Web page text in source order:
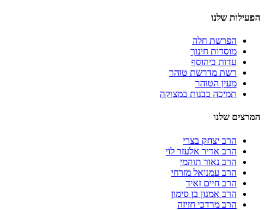
הפעילות שלנו
הפרשת חלה
מוסדות חינוך
עדות ביהוסף
רשת מדרשת טוהר
מעין הטוהר
תמיכה בבנות במצוקה
המרצים שלנו
הרב יצחק בצרי
הרב אדיר אלעזר לוי
הרב נאור תוהמי
הרב עמנואל מזרחי
הרב חיים זאיד
הרב אמנון בן סימון
הרב מרדכי חזיזה